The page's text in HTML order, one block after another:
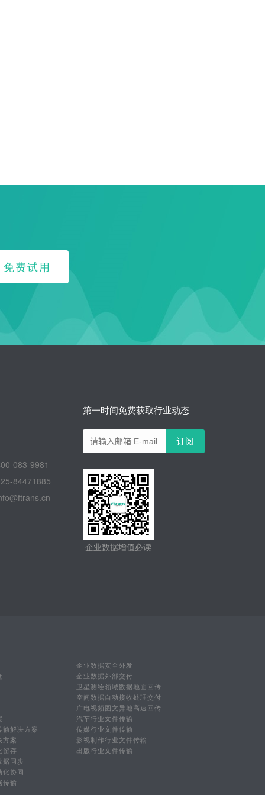
免费试用
083-9981
84471885
第一时间免费获取行业动态
企业数据增值必读
输解决方案
方案
留存
据同步
化协同
传输
企业数据安全外发
企业数据外部交付
卫星测绘领域数据地面回传
空间数据自动接收处理交付
广电视频图文异地高速回传
汽车行业文件传输
传媒行业文件传输
影视制作行业文件传输
出版行业文件传输